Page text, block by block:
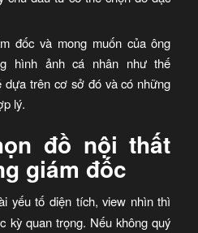
đốc và mong muốn của ông
hình ảnh cá nhân như thế
dựa trên cơ sở đó và có những
lý.
đồ nội thất
giám đốc
yếu tố diện tích, view nhìn thì
kỳ quan trọng. Nếu không quý